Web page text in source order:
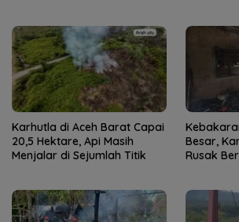
Karhutla di Aceh Barat Capai
20,5 Hektare, Api Masih
Menjalar di Sejumlah Titik
Besar,
Rusak